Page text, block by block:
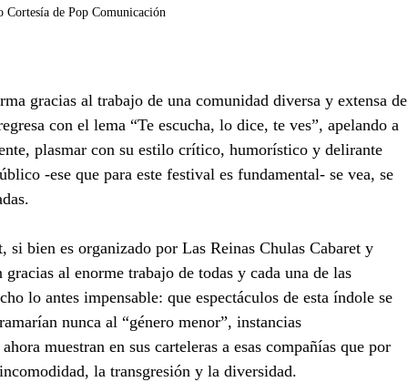
Cortesía de Pop Comunicación
gracias al trabajo de una comunidad diversa y extensa de
con el lema “Te escucha, lo dice, te ves”, apelando a
plasmar con su estilo crítico, humorístico y delirante
-ese que para este festival es fundamental- se vea, se
si bien es organizado por Las Reinas Chulas Cabaret y
al enorme trabajo de todas y cada una de las
lo antes impensable: que espectáculos de esta índole se
nunca al “género menor”, instancias
muestran en sus carteleras a esas compañías que por
la transgresión y la diversidad.